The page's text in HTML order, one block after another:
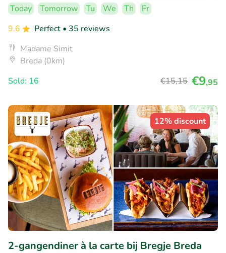
Today Tomorrow Tu We Th
Fr
9.6
Perfect • 35 reviews
Madame Simit
Breda (0km)
Sold: 16
€15,15 €9,95
12% discount
2-gangendiner à la carte bij Bregje Breda